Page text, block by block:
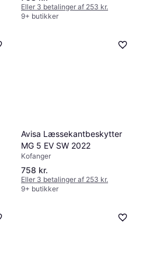
Eller 3 betalinger af 253 kr.
9+ butikker
Avisa Læssekantbeskytter
MG 5 EV SW 2022
Kofanger
758 kr.
Eller 3 betalinger af 253 kr.
9+ butikker